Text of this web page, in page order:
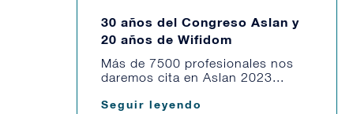
30 años del Congreso Aslan y
20 años de Wifidom
Más de 7500 profesionales nos
daremos cita en Aslan 2023...
Seguir leyendo